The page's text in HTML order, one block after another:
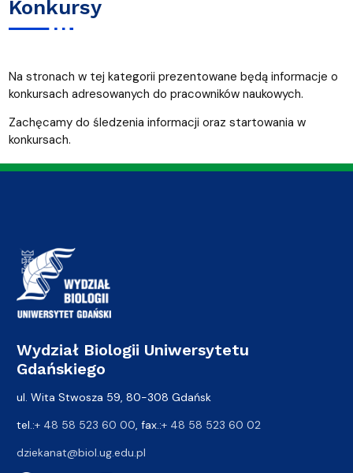
Konkursy
Na stronach w tej kategorii prezentowane będą informacje o
konkursach adresowanych do pracowników naukowych.
Zachęcamy do śledzenia informacji oraz startowania w
konkursach.
Wydział Biologii Uniwersytetu
Gdańskiego
ul. Wita Stwosza 59, 80-308 Gdańsk
tel.:+ 48 58 523 60 00, fax.:+ 48 58 523 60 02
dziekanat@biol.ug.edu.pl